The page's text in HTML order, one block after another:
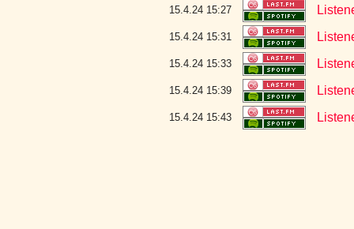
15.4.24 15:27
15.4.24 15:31
15.4.24 15:33
15.4.24 15:39
15.4.24 15:43